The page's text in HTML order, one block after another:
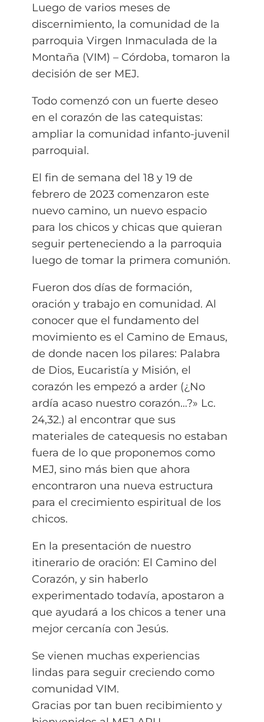
Luego de varios meses de
discernimiento, la comunidad de la
parroquia Virgen Inmaculada de la
Montaña (VIM) – Córdoba, tomaron la
decisión de ser MEJ.
Todo comenzó con un fuerte deseo
en el corazón de las catequistas:
ampliar la comunidad infanto-juvenil
parroquial.
El fin de semana del 18 y 19 de
febrero de 2023 comenzaron este
nuevo camino, un nuevo espacio
para los chicos y chicas que quieran
seguir perteneciendo a la parroquia
luego de tomar la primera comunión.
Fueron dos días de formación,
oración y trabajo en comunidad. Al
conocer que el fundamento del
movimiento es el Camino de Emaus,
de donde nacen los pilares: Palabra
de Dios, Eucaristía y Misión, el
corazón les empezó a arder (¿No
ardía acaso nuestro corazón…?» Lc.
24,32.) al encontrar que sus
materiales de catequesis no estaban
fuera de lo que proponemos como
MEJ, sino más bien que ahora
encontraron una nueva estructura
para el crecimiento espiritual de los
chicos.
En la presentación de nuestro
itinerario de oración: El Camino del
Corazón, y sin haberlo
experimentado todavía, apostaron a
que ayudará a los chicos a tener una
mejor cercanía con Jesús.
Se vienen muchas experiencias
lindas para seguir creciendo como
comunidad VIM.
Gracias por tan buen recibimiento y